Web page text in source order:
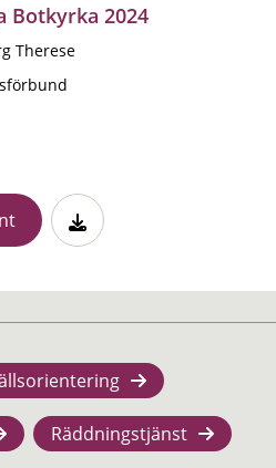
Botkyrka 2024
Therese
Räddningstjänst